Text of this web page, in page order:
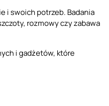
i swoich potrzeb. Badania
rozmowy czy zabawa
i gadżetów, które